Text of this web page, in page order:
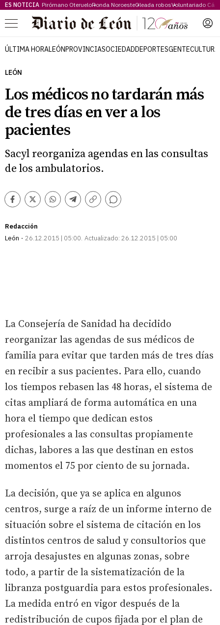
ES NOTICIA Pirómano OterueloRonda NoroesteOleada robosVoluntariado
Menú
ÚLTIMA HORALEÓNPROVINCIASOCIEDADDEPORTESGENTECULTURA
LEÓN
Los médicos no tardarán más
de tres días en ver a los
pacientes
Sacyl reorganiza agendas en las consultas
de los ambulatorios.
Facebook
TwitterWhatsappTelegram
Copiar
Comentarios
Redacción
León
26.12.2015 | 05:00 Actualizado: 26.12.2015 | 05:00
La Consejería de Sanidad ha decidido
reorganizar las agendas de sus médicos de
familia para evitar que tarden más de tres días
en recibir a sus pacientes. Para ello, cuando
los tiempos rebasen las 48 horas, el sistema de
citas ampliará de forma automática en una
hora el tiempo que dedican estos
profesionales a las consultas propiamente
dichas, labores a las que destinan en estos
momentos el 75 por ciento de su jornada.
La decisión, que ya se aplica en algunos
centros, surge a raíz de un informe interno de
situación sobre el sistema de citación en los
distintos centros de salud y consultorios que
arroja desajustes en algunas zonas, sobre
todo, a partir de la sistematización de la
libranza postguardia para estos profesionales.
La medida entró en vigor después de la
redistribución de cupos fijada por el plan de